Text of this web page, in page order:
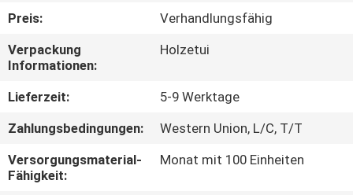
FABRIK-
TOUR
QUALITÄTSKONTROLLE
KONTAKTIERE
UNS
Preis:
Verhandlungsfähig
Verpackung
Informationen:
Holzetui
Lieferzeit:
5-9 Werktage
Zahlungsbedingungen:
Western Union, L/C, T/T
Versorgungsmaterial-
Fähigkeit:
Monat mit 100 Einheiten